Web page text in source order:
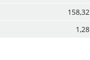
158,32
1,28